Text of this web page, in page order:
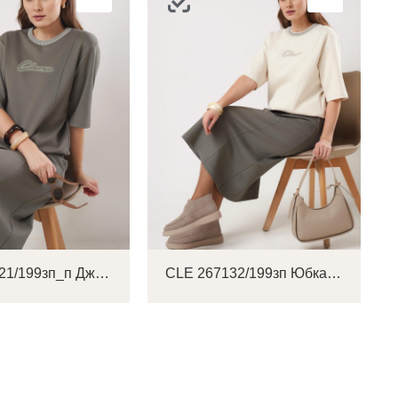
CLE 267121/199зп_п Джемпер женский CLE 267132/199зп Юбка женская